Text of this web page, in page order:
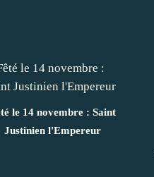
le 14 novembre : Saint
Justinien l'Empereur